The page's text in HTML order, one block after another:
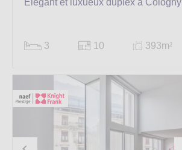
Elégant et luxueux duplex à Cologny
3 10 393m2